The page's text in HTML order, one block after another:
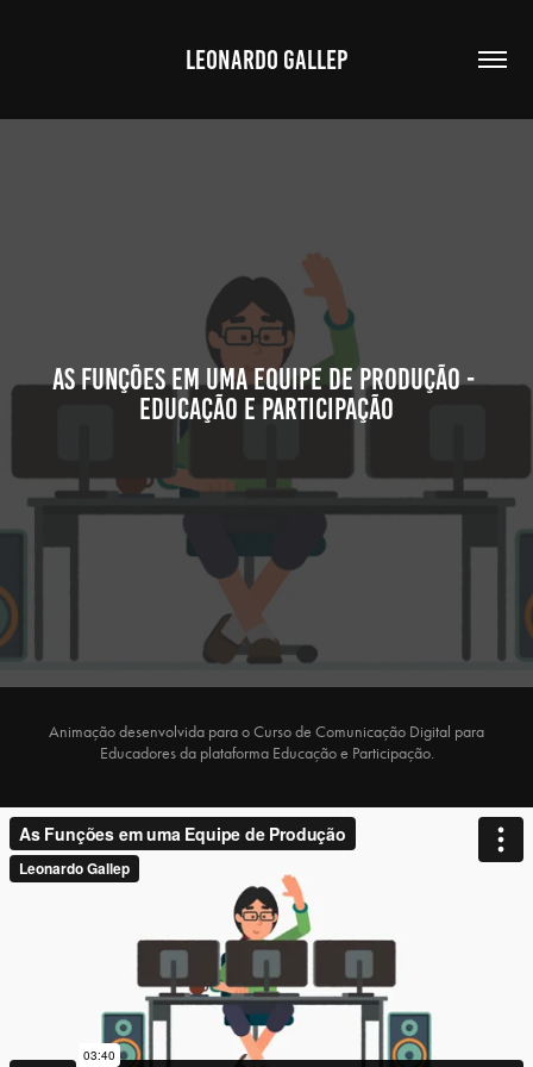
LEONARDO GALLEP
As Funções em uma Equipe de Produção -
educação e participação
Animação desenvolvida para o Curso de Comunicação Digital para
Educadores da plataforma Educação e Participação.